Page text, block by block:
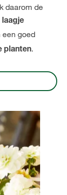
daarom de
laagje
goed
planten.